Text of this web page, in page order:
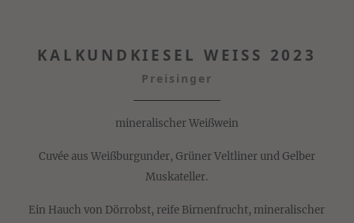
KALKUNDKIESEL WEISS 2023
Preisinger
mineralischer Weißwein
Cuvée aus Weißburgunder, Grüner Veltliner und Gelber
Muskateller.
Ein Hauch von Dörrobst, reife Birnenfrucht, mineralischer